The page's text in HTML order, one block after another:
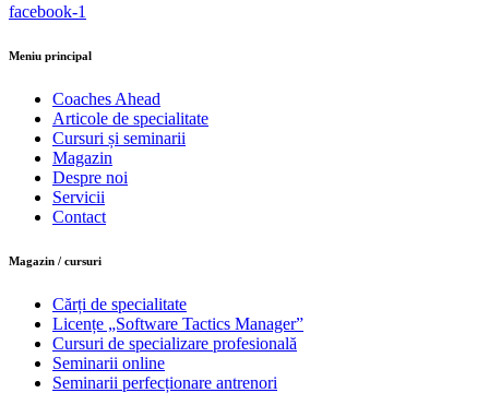
facebook-1
Meniu principal
Coaches Ahead
Articole de specialitate
Cursuri și seminarii
Magazin
Despre noi
Servicii
Contact
Magazin / cursuri
Cărți de specialitate
Licențe „Software Tactics Manager”
Cursuri de specializare profesională
Seminarii online
Seminarii perfecționare antrenori